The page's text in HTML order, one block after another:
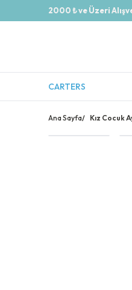
2000 ₺ ve Üzeri
CARTERS
Ana Sayfa/ Kız Cocuk